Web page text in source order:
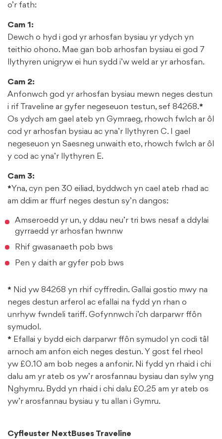
o’r fath:
Cam 1:
Dewch o hyd i god yr arhosfan bysiau yr ydych yn
teithio ohono. Mae gan bob arhosfan bysiau ei god 7
llythyren unigryw ei hun sydd i’w weld ar yr arhosfan.
Cam 2:
Anfonwch god yr arhosfan bysiau mewn neges destun
i rif Traveline ar gyfer negeseuon testun, sef 84268.*
Os ydych am gael ateb yn Gymraeg, rhowch fwlch ar ôl
cod yr arhosfan bysiau ac yna’r llythyren C. I gael
negeseuon yn Saesneg unwaith eto, rhowch fwlch ar ôl
y cod ac yna’r llythyren E.
Cam 3:
*Yna, cyn pen 30 eiliad, byddwch yn cael ateb rhad ac
am ddim ar ffurf neges destun sy’n dangos:
Amseroedd yr un, y ddau neu’r tri bws nesaf a ddylai
gyrraedd yr arhosfan hwnnw
Rhif gwasanaeth pob bws
Pen y daith ar gyfer pob bws
* Nid yw 84268 yn rhif cyffredin. Gallai gostio mwy na
neges destun arferol ac efallai na fydd yn rhan o
unrhyw fwndeli tariff. Gofynnwch i’ch darparwr ffôn
symudol.
* Efallai y bydd eich darparwr ffôn symudol yn codi tâl
arnoch am anfon eich neges destun. Y gost fel rheol
yw £0.10 am bob neges a anfonir. Ni fydd yn rhaid i chi
dalu am yr ateb os yw’r arosfannau bysiau dan sylw yng
Nghymru. Bydd yn rhaid i chi dalu £0.25 am yr ateb os
yw’r arosfannau bysiau y tu allan i Gymru.
Cyfleuster NextBuses Traveline